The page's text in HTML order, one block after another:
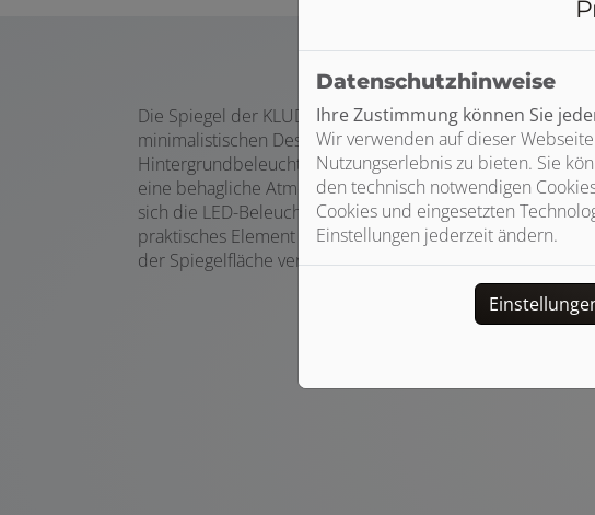
Die Spiegel der KLUDI-LUMA Serie überzeugen mit
minimalistischen Design und innovativen Funktionen. Die
Hintergrundbeleuchtung sorgt für sanftes, angenehmes
eine behagliche Atmosphäre. Dank der berührungslosen
sich die LED-Beleuchtung bequem per Touch-Switch
praktisches Element ist auch die Entfeuchtungsfunktion, die
der Spiegelfläche verhindert und somit jederzeit klare
Datenschutzhinweise
Ihre Zustimmung können Sie
Wir verwenden auf dieser
Nutzungserlebnis zu bieten. Sie
den technisch notwendigen
Cookies und eingesetzten
Einstellungen jederzeit ändern.